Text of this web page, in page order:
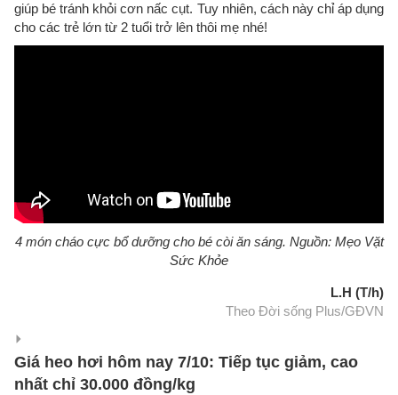
giúp bé tránh khỏi cơn nấc cụt. Tuy nhiên, cách này chỉ áp dụng
cho các trẻ lớn từ 2 tuổi trở lên thôi mẹ nhé!
4 món cháo cực bổ dưỡng cho bé còi ăn sáng. Nguồn: Mẹo Vặt
Sức Khỏe
L.H (T/h)
Theo Đời sống Plus/GĐVN
Giá heo hơi hôm nay 7/10: Tiếp tục giảm, cao
nhất chỉ 30.000 đồng/kg